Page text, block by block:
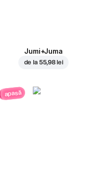
Jumi+Juma
de la 55,98 lei
apasă